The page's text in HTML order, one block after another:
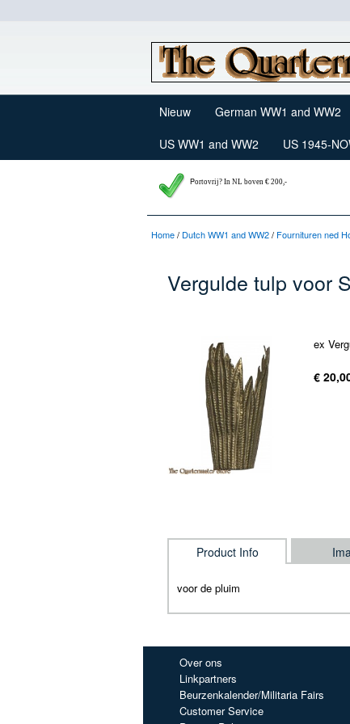
Nieuw German WW1 and WW2
US WW1 and WW2
US 1945-
Portovrij? In NL boven € 200,-
Home/ Dutch WW1 and WW2/ Fournituren ned
Vergulde tulp voor
ex
€
Product Info
voor de pluim
Over ons
Linkpartners
Beurzenkalender/Militaria Fairs
Customer Service